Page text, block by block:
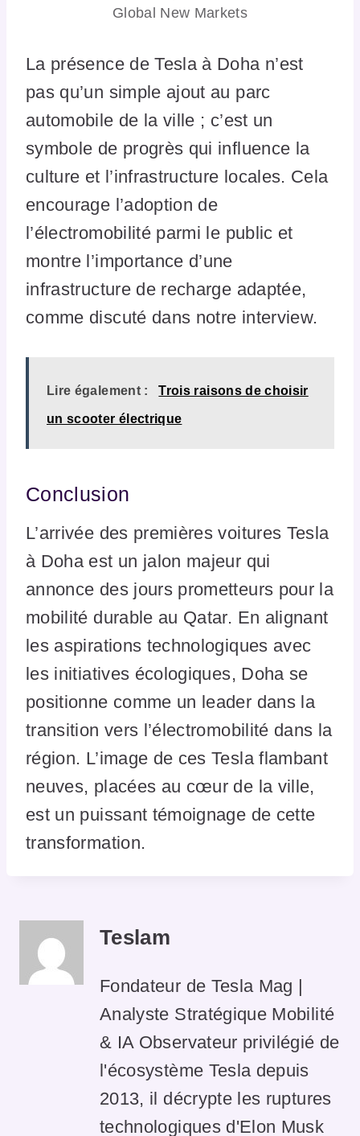
Global New Markets
La présence de Tesla à Doha n’est
pas qu’un simple ajout au parc
automobile de la ville ; c’est un
symbole de progrès qui influence la
culture et l’infrastructure locales. Cela
encourage l’adoption de
l’électromobilité parmi le public et
montre l’importance d’une
infrastructure de recharge adaptée,
comme discuté dans notre interview.
Lire également : Trois raisons de choisir
un scooter électrique
Conclusion
L’arrivée des premières voitures Tesla
à Doha est un jalon majeur qui
annonce des jours prometteurs pour la
mobilité durable au Qatar. En alignant
les aspirations technologiques avec
les initiatives écologiques, Doha se
positionne comme un leader dans la
transition vers l’électromobilité dans la
région. L’image de ces Tesla flambant
neuves, placées au cœur de la ville,
est un puissant témoignage de cette
transformation.
Teslam
Fondateur de Tesla Mag |
Analyste Stratégique Mobilité
& IA Observateur privilégié de
l'écosystème Tesla depuis
2013, il décrypte les ruptures
technologiques d'Elon Musk